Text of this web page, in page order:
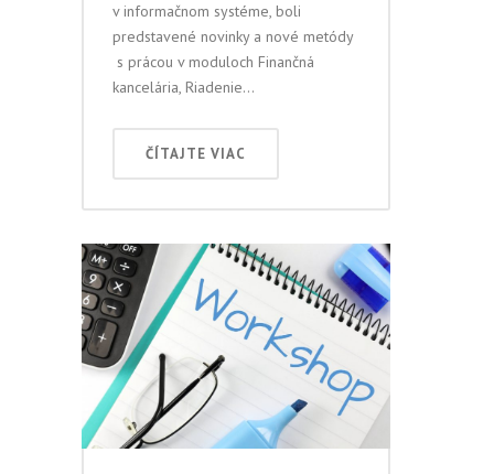
v informačnom systéme, boli
predstavené novinky a nové metódy
s prácou v moduloch Finančná
kancelária, Riadenie...
ČÍTAJTE VIAC